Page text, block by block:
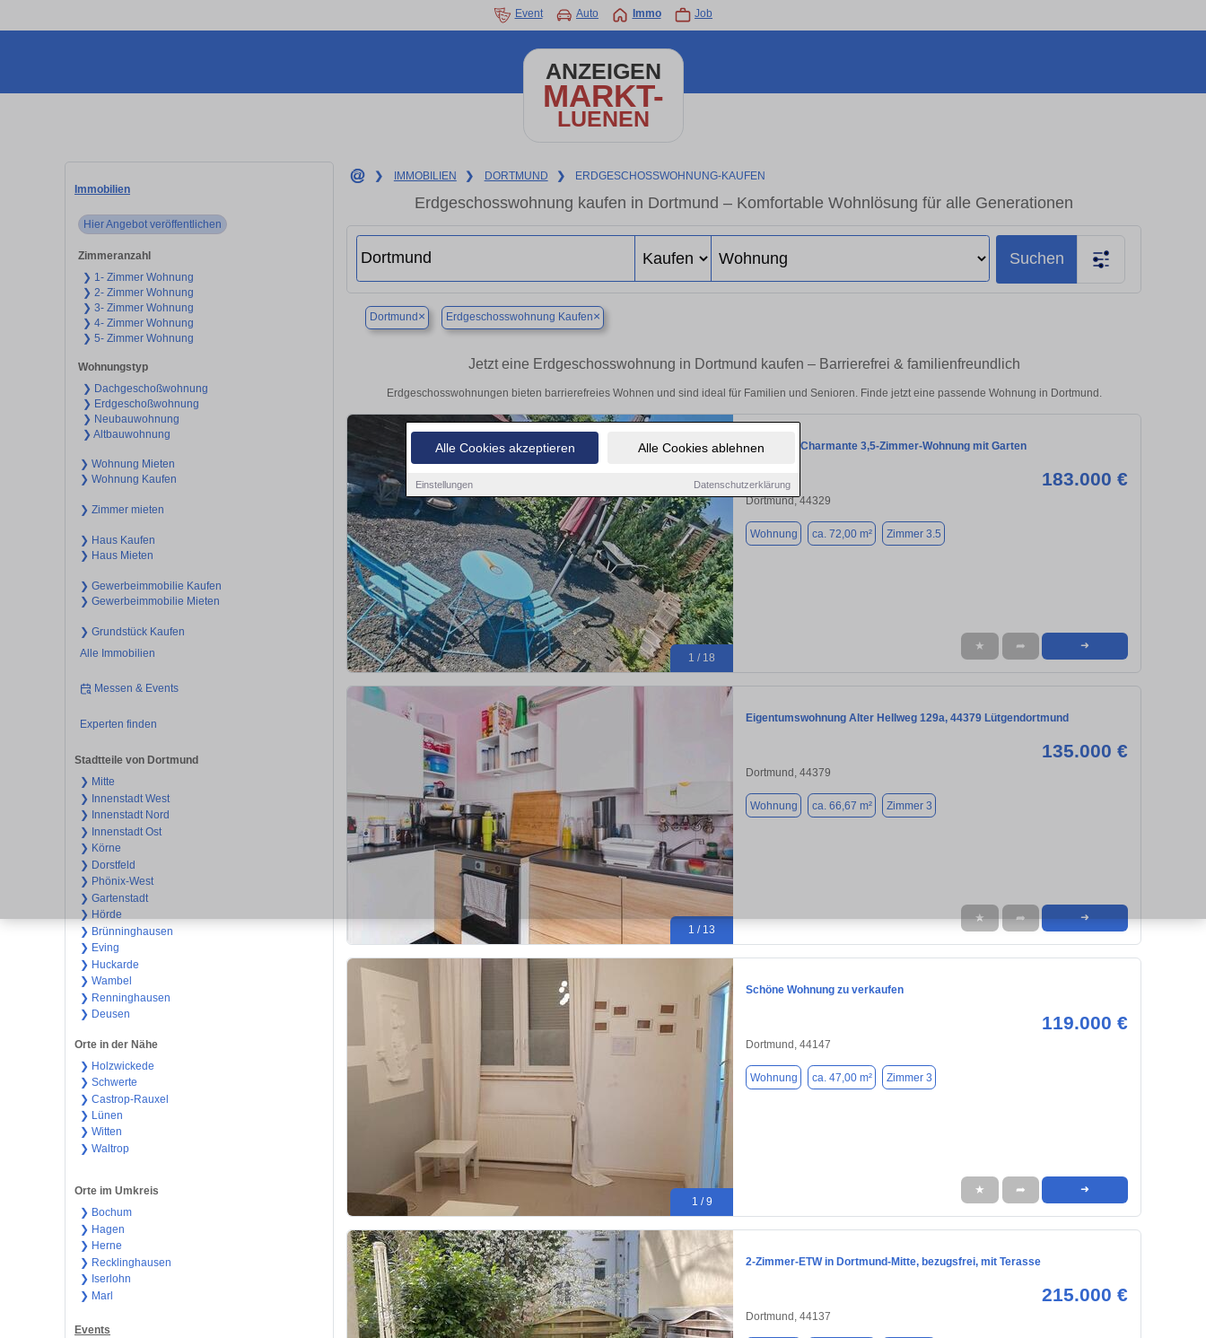
Alle Cookies akzeptieren Alle Cookies ablehnen
Einstellungen Datenschutzerklärung
Event Auto Immo Job
ANZEIGEN
MARKT-
LUENEN
Immobilien
Hier Angebot veröffentlichen
Zimmeranzahl
❯ 1- Zimmer Wohnung
❯ 2- Zimmer Wohnung
❯ 3- Zimmer Wohnung
❯ 4- Zimmer Wohnung
❯ 5- Zimmer Wohnung
Wohnungstyp
❯ Dachgeschoßwohnung
❯ Erdgeschoßwohnung
❯ Neubauwohnung
❯ Altbauwohnung
❯ Wohnung Mieten
❯ Wohnung Kaufen
❯ Zimmer mieten
❯ Haus Kaufen
❯ Haus Mieten
❯ Gewerbeimmobilie Kaufen
❯ Gewerbeimmobilie Mieten
❯ Grundstück Kaufen
Alle Immobilien
Messen & Events
Experten finden
Stadtteile von Dortmund
❯ Mitte
❯ Innenstadt West
❯ Innenstadt Nord
❯ Innenstadt Ost
❯ Körne
❯ Dorstfeld
❯ Phönix-West
❯ Gartenstadt
❯ Hörde
❯ Brünninghausen
❯ Eving
❯ Huckarde
❯ Wambel
❯ Renninghausen
❯ Deusen
Orte in der Nähe
❯ Holzwickede
❯ Schwerte
❯ Castrop-Rauxel
❯ Lünen
❯ Witten
❯ Waltrop
Orte im Umkreis
❯ Bochum
❯ Hagen
❯ Herne
❯ Recklinghausen
❯ Iserlohn
❯ Marl
Events
❯ IMMOBILIEN ❯ DORTMUND ❯ ERDGESCHOSSWOHNUNG-KAUFEN
Erdgeschosswohnung kaufen in Dortmund – Komfortable Wohnlösung für alle Generationen
Suchen
Dortmund × Erdgeschosswohnung Kaufen×
Jetzt eine Erdgeschosswohnung in Dortmund kaufen – Barrierefrei & familienfreundlich
Erdgeschosswohnungen bieten barrierefreies Wohnen und sind ideal für Familien und Senioren. Finde jetzt eine passende Wohnung in Dortmund.
1 / 18
Do- Derne Charmante 3,5-Zimmer-Wohnung mit Garten
183.000 €
Dortmund, 44329
Wohnung ca. 72,00 m² Zimmer 3.5
★ ➦ ➜
1 / 13
Eigentumswohnung Alter Hellweg 129a, 44379 Lütgendortmund
135.000 €
Dortmund, 44379
Wohnung ca. 66,67 m² Zimmer 3
★ ➦ ➜
1 / 9
Schöne Wohnung zu verkaufen
119.000 €
Dortmund, 44147
Wohnung ca. 47,00 m² Zimmer 3
★ ➦ ➜
2-Zimmer-ETW in Dortmund-Mitte, bezugsfrei, mit Terasse
215.000 €
Dortmund, 44137